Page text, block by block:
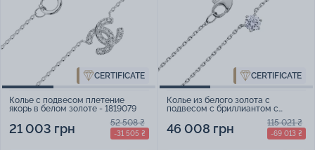
CERTIFICATE
Колье с подвесом плетение
якорь в белом золоте - 1819079
21 003 грн 52 508 ₴
-31 505 ₴
CERTIFICATE
Колье из белого золота с
подвесом с бриллиантом с
якорным плетением - 1847842
46 008 грн 115 021 ₴
-69 013 ₴